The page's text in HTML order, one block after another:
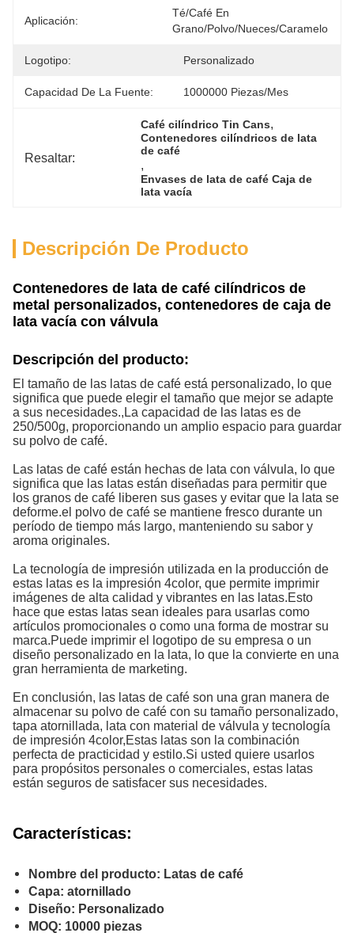
Aplicación:
Té/Café En
Grano/Polvo/Nueces/Caramelo
Logotipo: Personalizado
Capacidad De La Fuente: 1000000 Piezas/mes
Resaltar:
Café cilíndrico Tin Cans,
Contenedores cilíndricos de lata
de café
,
Envases de lata de café Caja de
lata vacía
Descripción De Producto
Contenedores de lata de café cilíndricos de
metal personalizados, contenedores de caja de
lata vacía con válvula
Descripción del producto:
El tamaño de las latas de café está personalizado, lo que
significa que puede elegir el tamaño que mejor se adapte
a sus necesidades.,La capacidad de las latas es de
250/500g, proporcionando un amplio espacio para guardar
su polvo de café.
Las latas de café están hechas de lata con válvula, lo que
significa que las latas están diseñadas para permitir que
los granos de café liberen sus gases y evitar que la lata se
deforme.el polvo de café se mantiene fresco durante un
período de tiempo más largo, manteniendo su sabor y
aroma originales.
La tecnología de impresión utilizada en la producción de
estas latas es la impresión 4color, que permite imprimir
imágenes de alta calidad y vibrantes en las latas.Esto
hace que estas latas sean ideales para usarlas como
artículos promocionales o como una forma de mostrar su
marca.Puede imprimir el logotipo de su empresa o un
diseño personalizado en la lata, lo que la convierte en una
gran herramienta de marketing.
En conclusión, las latas de café son una gran manera de
almacenar su polvo de café con su tamaño personalizado,
tapa atornillada, lata con material de válvula y tecnología
de impresión 4color,Estas latas son la combinación
perfecta de practicidad y estilo.Si usted quiere usarlos
para propósitos personales o comerciales, estas latas
están seguros de satisfacer sus necesidades.
Características:
Nombre del producto: Latas de café
Capa: atornillado
Diseño: Personalizado
MOQ: 10000 piezas